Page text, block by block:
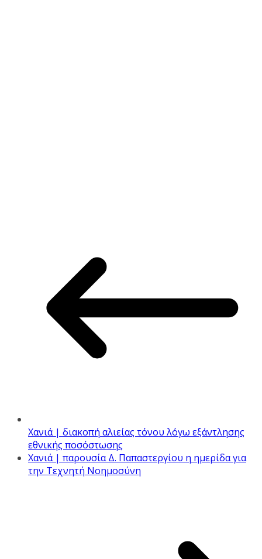
Χανιά | διακοπή αλιείας τόνου λόγω εξάντλησης
εθνικής ποσόστωσης
Χανιά | παρουσία Δ. Παπαστεργίου η ημερίδα για
την Τεχνητή Νοημοσύνη